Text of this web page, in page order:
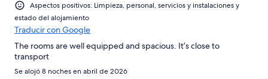
Aspectos positivos: Limpieza, personal, servicios y instalaciones y
estado del alojamiento
Traducir con Google
The rooms are well equipped and spacious. It’s close to
transport
Se alojó 8 noches en abril de 2026